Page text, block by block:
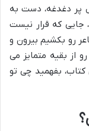
پر دغدغه، دست به
که قرار نیست
رو بکشیم بیرون و
از بقیه متمایز می
بفهمید چی تو